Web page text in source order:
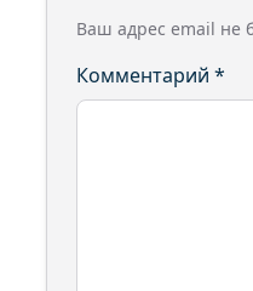
Ваш адрес email не
Комментарий *